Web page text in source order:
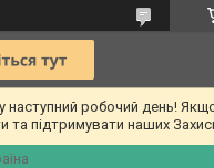
робочий день! Якщо
підтримувати наших